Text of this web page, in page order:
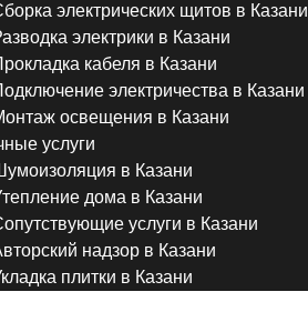
электрических щитов в Казани
электрики в Казани
кабеля в Казани
электричества в Казани
освещения в Казани
услуги
в Казани
дома в Казани
услуги в Казани
надзор в Казани
плитки в Казани